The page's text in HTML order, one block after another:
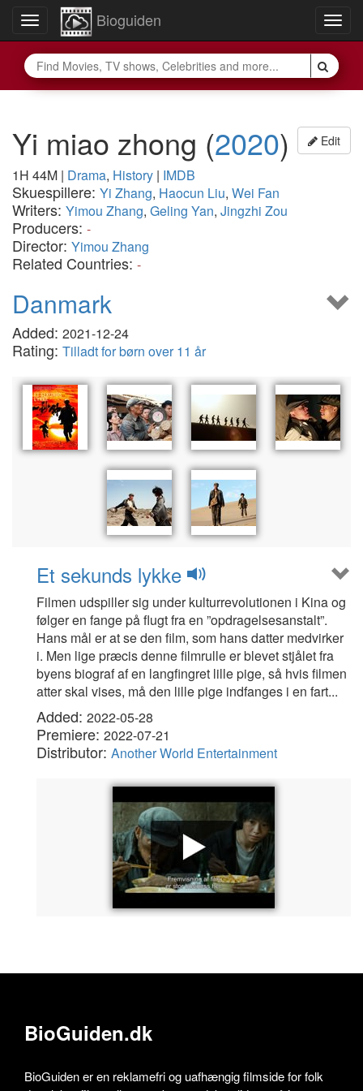
Toggle
navigation
Bioguiden
Edit
Yi miao zhong (2020)
1H 44M | Drama, History | IMDB
Skuespillere: Yi Zhang, Haocun Liu, Wei Fan
Writers: Yimou Zhang, Geling Yan, Jingzhi Zou
Producers: -
Director: Yimou Zhang
Related Countries: -
Danmark
Added: 2021-12-24
Rating: Tilladt for børn over 11 år
Et sekunds lykke
Filmen udspiller sig under kulturrevolutionen i Kina og
følger en fange på flugt fra en ”opdragelsesanstalt”.
Hans mål er at se den film, som hans datter medvirker
i. Men lige præcis denne filmrulle er blevet stjålet fra
byens biograf af en langfingret lille pige, så hvis filmen
atter skal vises, må den lille pige indfanges i en fart...
Added: 2022-05-28
Premiere: 2022-07-21
Distributor: Another World Entertainment
BioGuiden.dk
BioGuiden er en reklamefri og uafhængig filmside for folk